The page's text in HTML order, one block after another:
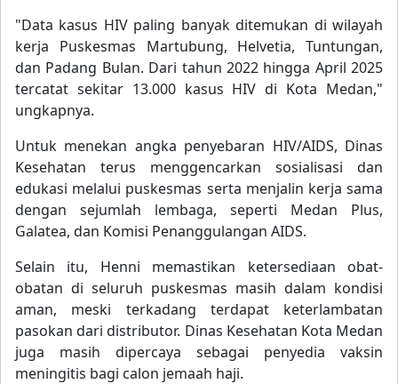
"Data kasus HIV paling banyak ditemukan di wilayah
kerja Puskesmas Martubung, Helvetia, Tuntungan,
dan Padang Bulan. Dari tahun 2022 hingga April 2025
tercatat sekitar 13.000 kasus HIV di Kota Medan,"
ungkapnya.
Untuk menekan angka penyebaran HIV/AIDS, Dinas
Kesehatan terus menggencarkan sosialisasi dan
edukasi melalui puskesmas serta menjalin kerja sama
dengan sejumlah lembaga, seperti Medan Plus,
Galatea, dan Komisi Penanggulangan AIDS.
Selain itu, Henni memastikan ketersediaan obat-
obatan di seluruh puskesmas masih dalam kondisi
aman, meski terkadang terdapat keterlambatan
pasokan dari distributor. Dinas Kesehatan Kota Medan
juga masih dipercaya sebagai penyedia vaksin
meningitis bagi calon jemaah haji.